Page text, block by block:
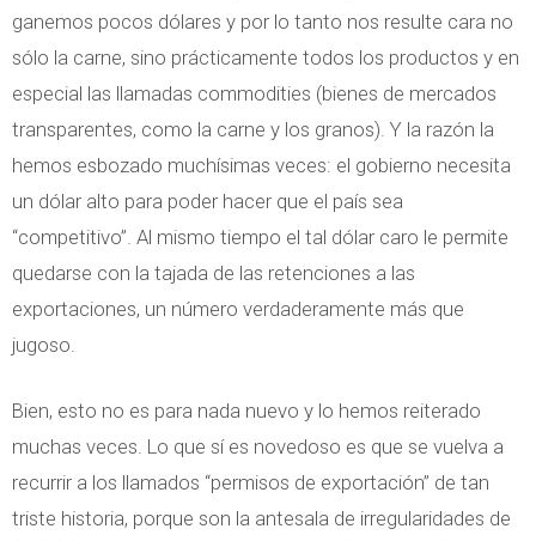
ganemos pocos dólares y por lo tanto nos resulte cara no
sólo la carne, sino prácticamente todos los productos y en
especial las llamadas commodities (bienes de mercados
transparentes, como la carne y los granos). Y la razón la
hemos esbozado muchísimas veces: el gobierno necesita
un dólar alto para poder hacer que el país sea
“competitivo”. Al mismo tiempo el tal dólar caro le permite
quedarse con la tajada de las retenciones a las
exportaciones, un número verdaderamente más que
jugoso.
Bien, esto no es para nada nuevo y lo hemos reiterado
muchas veces. Lo que sí es novedoso es que se vuelva a
recurrir a los llamados “permisos de exportación” de tan
triste historia, porque son la antesala de irregularidades de